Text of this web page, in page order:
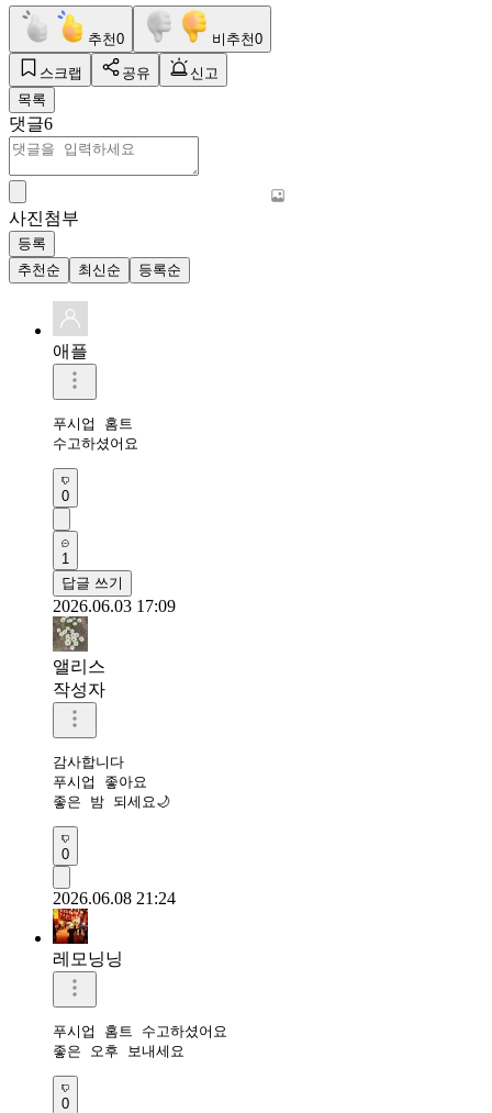
추천0 비추천0
스크랩 공유
신고
목록
댓글6
사진첨부
등록
추천순
최신순 등록순
애플
푸시업 홈트
수고하셨어요
0
1
답글 쓰기
2026.06.03 17:09
앨리스
작성자
감사합니다
푸시업 좋아요
좋은 밤 되세요🌙
0
2026.06.08 21:24
레모닝닝
푸시업 홈트 수고하셨어요
좋은 오후 보내세요
0